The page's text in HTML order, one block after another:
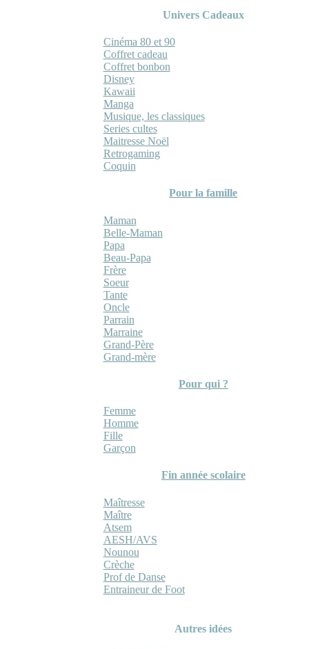
Univers Cadeaux
Cinéma 80 et 90
Coffret cadeau
Coffret bonbon
Disney
Kawaii
Manga
Musique, les classiques
Series cultes
Maitresse Noël
Retrogaming
Coquin
Pour la famille
Maman
Belle-Maman
Papa
Beau-Papa
Frère
Soeur
Tante
Oncle
Parrain
Marraine
Grand-Père
Grand-mère
Pour qui ?
Femme
Homme
Fille
Garçon
Fin année scolaire
Maîtresse
Maître
Atsem
AESH/AVS
Nounou
Crèche
Prof de Danse
Entraineur de Foot
Autres idées